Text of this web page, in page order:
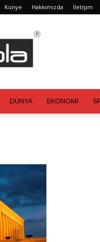
Künye Hakkımızda İletişim
DÜNYA EKONOMİ